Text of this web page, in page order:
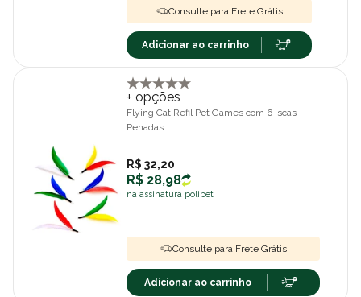
Consulte para Frete Grátis
Adicionar ao carrinho
+ opções
Flying Cat Refil Pet Games com 6 Iscas
Penadas
R$ 32,20
R$ 28,98
na assinatura polipet
Consulte para Frete Grátis
Adicionar ao carrinho